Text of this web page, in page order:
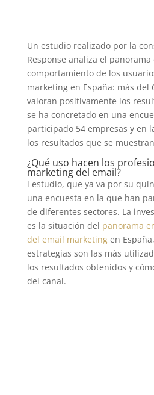
Un estudio realizado por la
Response analiza el
comportamiento de los
marketing en España: más del
valoran positivamente los
se ha concretado en una
participado 54 empresas y en
los resultados que se
¿Qué uso hacen los
marketing del email?
l estudio, que ya va por su
una encuesta en la que han
de diferentes sectores. La
es la situación del panorama
del email marketingen
estrategias son las más
los resultados obtenidos y
del canal.